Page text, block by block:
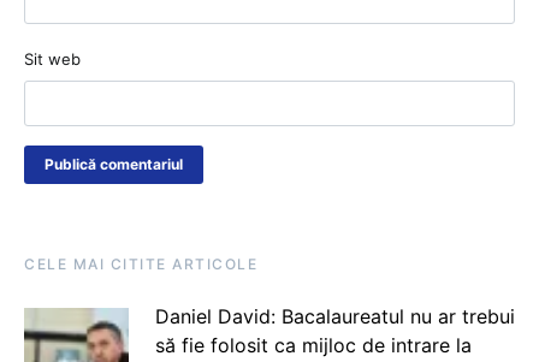
Sit web
CELE MAI CITITE ARTICOLE
Daniel David: Bacalaureatul nu ar trebui
să fie folosit ca mijloc de intrare la